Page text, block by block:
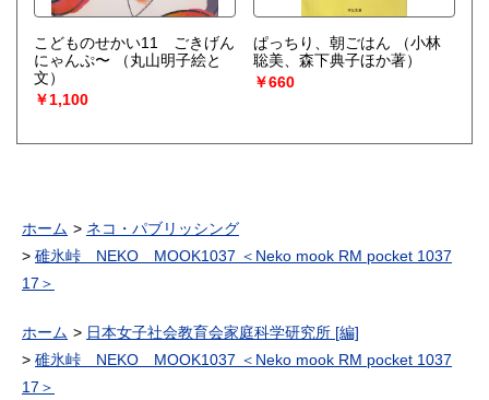
こどものせかい11 ごきげん
にゃんぷ〜
（丸山明子絵と
文）
￥1,100
ぱっちり、朝ごはん
（小林
聡美、森下典子ほか著）
￥660
ホーム
ネコ・パブリッシング
碓氷峠 NEKO MOOK1037 ＜Neko mook RM pocket 1037
17＞
ホーム
日本女子社会教育会家庭科学研究所 [編]
碓氷峠 NEKO MOOK1037 ＜Neko mook RM pocket 1037
17＞